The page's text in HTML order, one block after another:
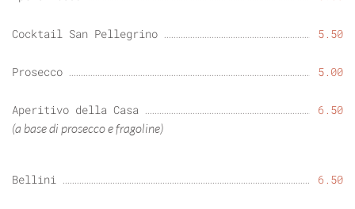
Cocktail San Pellegrino 5.50
Prosecco 5.00
Aperitivo della Casa 6.50
(a base di prosecco e fragoline)
Bellini 6.50